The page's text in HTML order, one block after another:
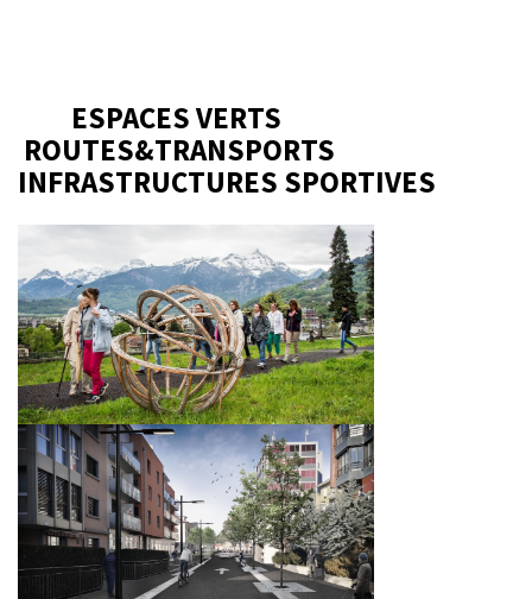
ESPACES VERTS
ROUTES&TRANSPORTS
INFRASTRUCTURES SPORTIVES